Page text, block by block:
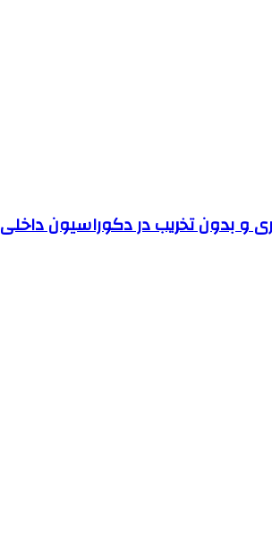
و بدون تخریب در دکوراسیون داخلی